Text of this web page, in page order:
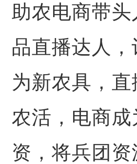
助农电商带
品直播达人
为新农具，
农活，电商成
资，将兵团